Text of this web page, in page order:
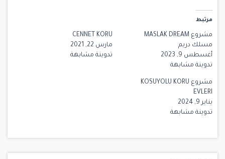
مرتبط
مشروع MASLAK DREAM
مسلك دريم
أغسطس 9, 2023
تدوينة مشابهة
CENNET KORU
مارس 22, 2021
تدوينة مشابهة
مشروع KOSUYOLU KORU
EVLERI
يناير 9, 2024
تدوينة مشابهة